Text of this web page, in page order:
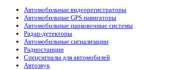
Автомобильные видеорегистраторы
Автомобильные GPS навигаторы
Автомобильные парковочные системы
Радар-детекторы
Автомобильные сигнализации
Радиостанции
Спецсигналы для автомобилей
Автозвук